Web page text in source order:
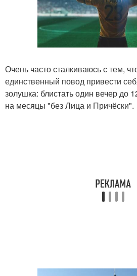
Очень часто сталкиваюсь с тем,
единственный повод привести
золушка: блистать один вечер до
на месяцы "без Лица и Причёски".